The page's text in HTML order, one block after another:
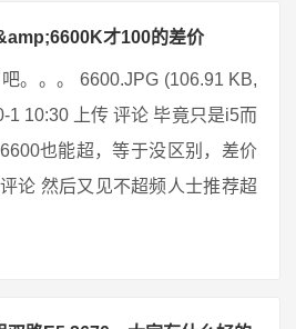
才100的差价
。。。 6600.JPG (106.91 KB,
1 10:30 上传 评论 毕竟只是i5而
也能超，等于没区别，差价
论 然后又见不超频人士推荐超